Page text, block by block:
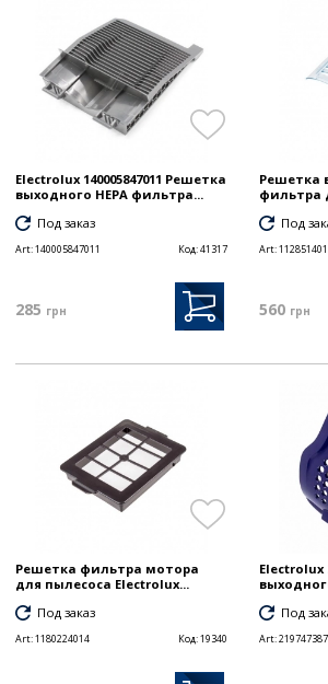
Electrolux 140005847011 Решетка
выходного HEPA фильтра...
Под заказ
Art:140005847011 Код:41317
285 грн
Решетка
фильтра
Под
Art:
560 грн
Решетка фильтра мотора
для пылесоса Electrolux...
Под заказ
Art:1180224014 Код:19340
Electrolux
Под
Art: